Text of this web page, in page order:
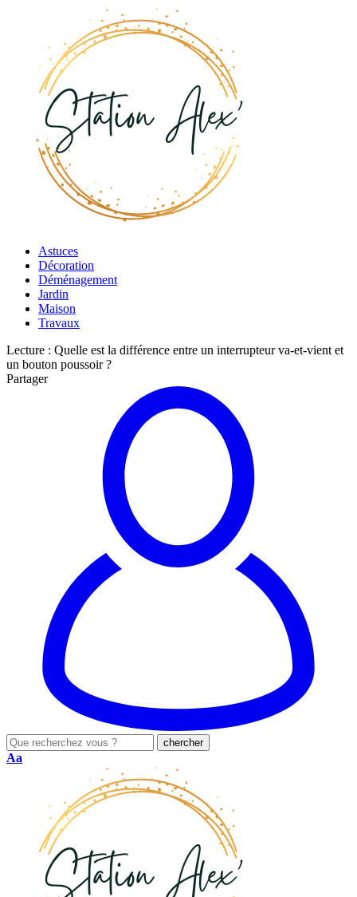
Astuces
Décoration
Déménagement
Jardin
Maison
Travaux
Lecture : Quelle est la différence entre un interrupteur va-et-vient et
un bouton poussoir ?
Partager
Aa